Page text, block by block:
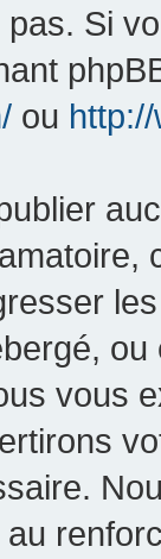
pas. Si
ou
vous
au